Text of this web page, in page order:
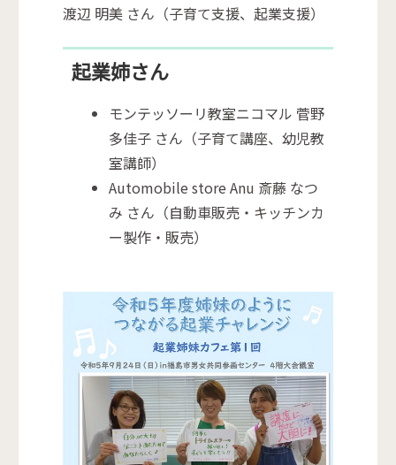
渡辺 明美 さん（子育て支援、起業支援）
起業姉さん
モンテッソーリ教室ニコマル 菅野
多佳子 さん（子育て講座、幼児教
室講師）
Automobile store Anu 斎藤 なつ
み さん（自動車販売・キッチンカ
ー製作・販売）